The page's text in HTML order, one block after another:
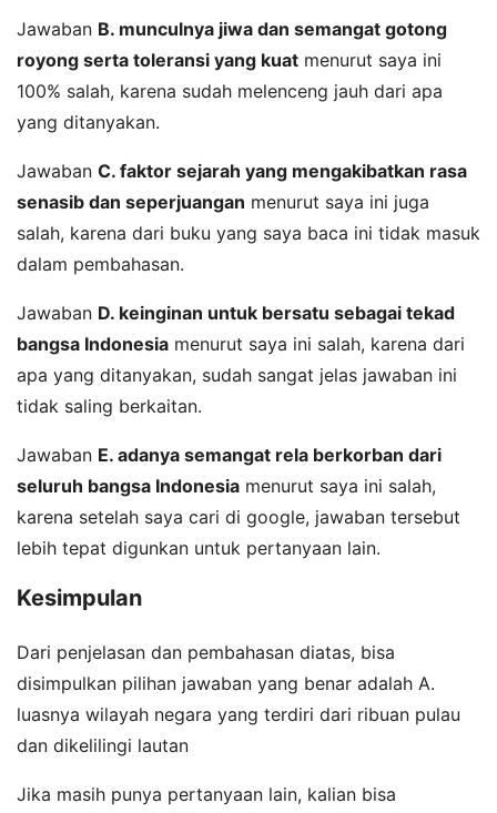
Jawaban B. munculnya jiwa dan semangat gotong
royong serta toleransi yang kuat menurut saya ini
100% salah, karena sudah melenceng jauh dari apa
yang ditanyakan.
Jawaban C. faktor sejarah yang mengakibatkan rasa
senasib dan seperjuangan menurut saya ini juga
salah, karena dari buku yang saya baca ini tidak masuk
dalam pembahasan.
Jawaban D. keinginan untuk bersatu sebagai tekad
bangsa Indonesia menurut saya ini salah, karena dari
apa yang ditanyakan, sudah sangat jelas jawaban ini
tidak saling berkaitan.
Jawaban E. adanya semangat rela berkorban dari
seluruh bangsa Indonesia menurut saya ini salah,
karena setelah saya cari di google, jawaban tersebut
lebih tepat digunkan untuk pertanyaan lain.
Kesimpulan
Dari penjelasan dan pembahasan diatas, bisa
disimpulkan pilihan jawaban yang benar adalah A.
luasnya wilayah negara yang terdiri dari ribuan pulau
dan dikelilingi lautan
Jika masih punya pertanyaan lain, kalian bisa